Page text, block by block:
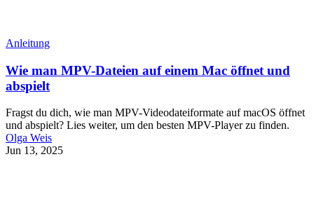
Anleitung
Wie man MPV-Dateien auf einem Mac öffnet und
abspielt
Fragst du dich, wie man MPV-Videodateiformate auf macOS öffnet
und abspielt? Lies weiter, um den besten MPV-Player zu finden.
Olga Weis
Jun 13, 2025